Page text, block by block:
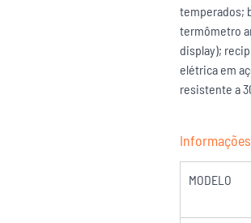
temperados;
termômetro
display);
elétrica em
resistente a
MODELO